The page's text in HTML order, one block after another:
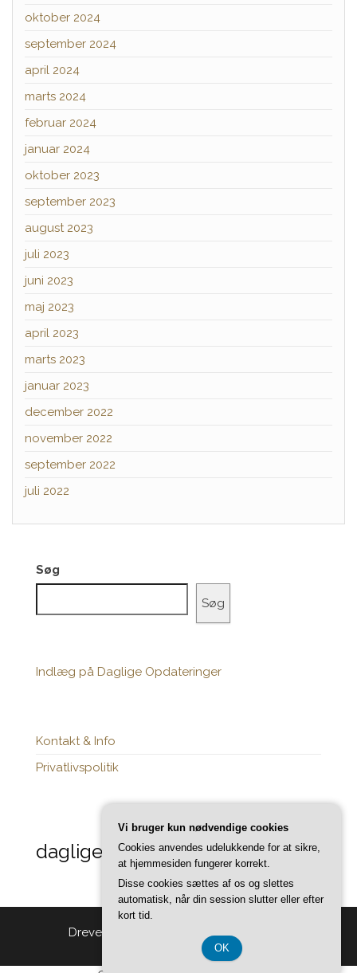
oktober 2024
september 2024
april 2024
marts 2024
februar 2024
januar 2024
oktober 2023
september 2023
august 2023
juli 2023
juni 2023
maj 2023
april 2023
marts 2023
januar 2023
december 2022
november 2022
september 2022
juli 2022
Søg
Søg
Indlæg på Daglige Opdateringer
Kontakt & Info
Privatlivspolitik
daglige-opdateringer.dk
Drevet af Tema:Head Blog
Vi bruger kun nødvendige cookies
Cookies anvendes udelukkende for at sikre,
at hjemmesiden fungerer korrekt.
Disse cookies sættes af os og slettes
automatisk, når din session slutter eller efter
kort tid.
OK